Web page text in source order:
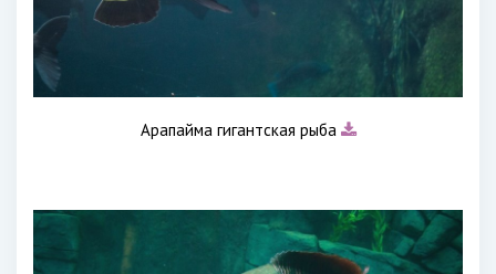
Арапайма гигантская рыба